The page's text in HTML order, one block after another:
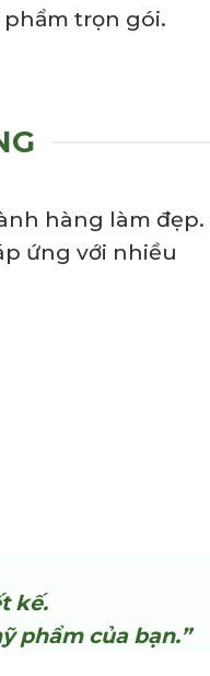
trọn gói.
hàng làm đẹp.
ứng với nhiều
kế.
phẩm của bạn.”